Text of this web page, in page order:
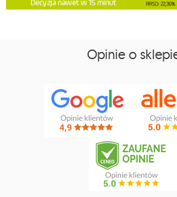
Opinie o